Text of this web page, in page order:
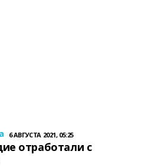
6 АВГУСТА 2021, 05:25
отработали с